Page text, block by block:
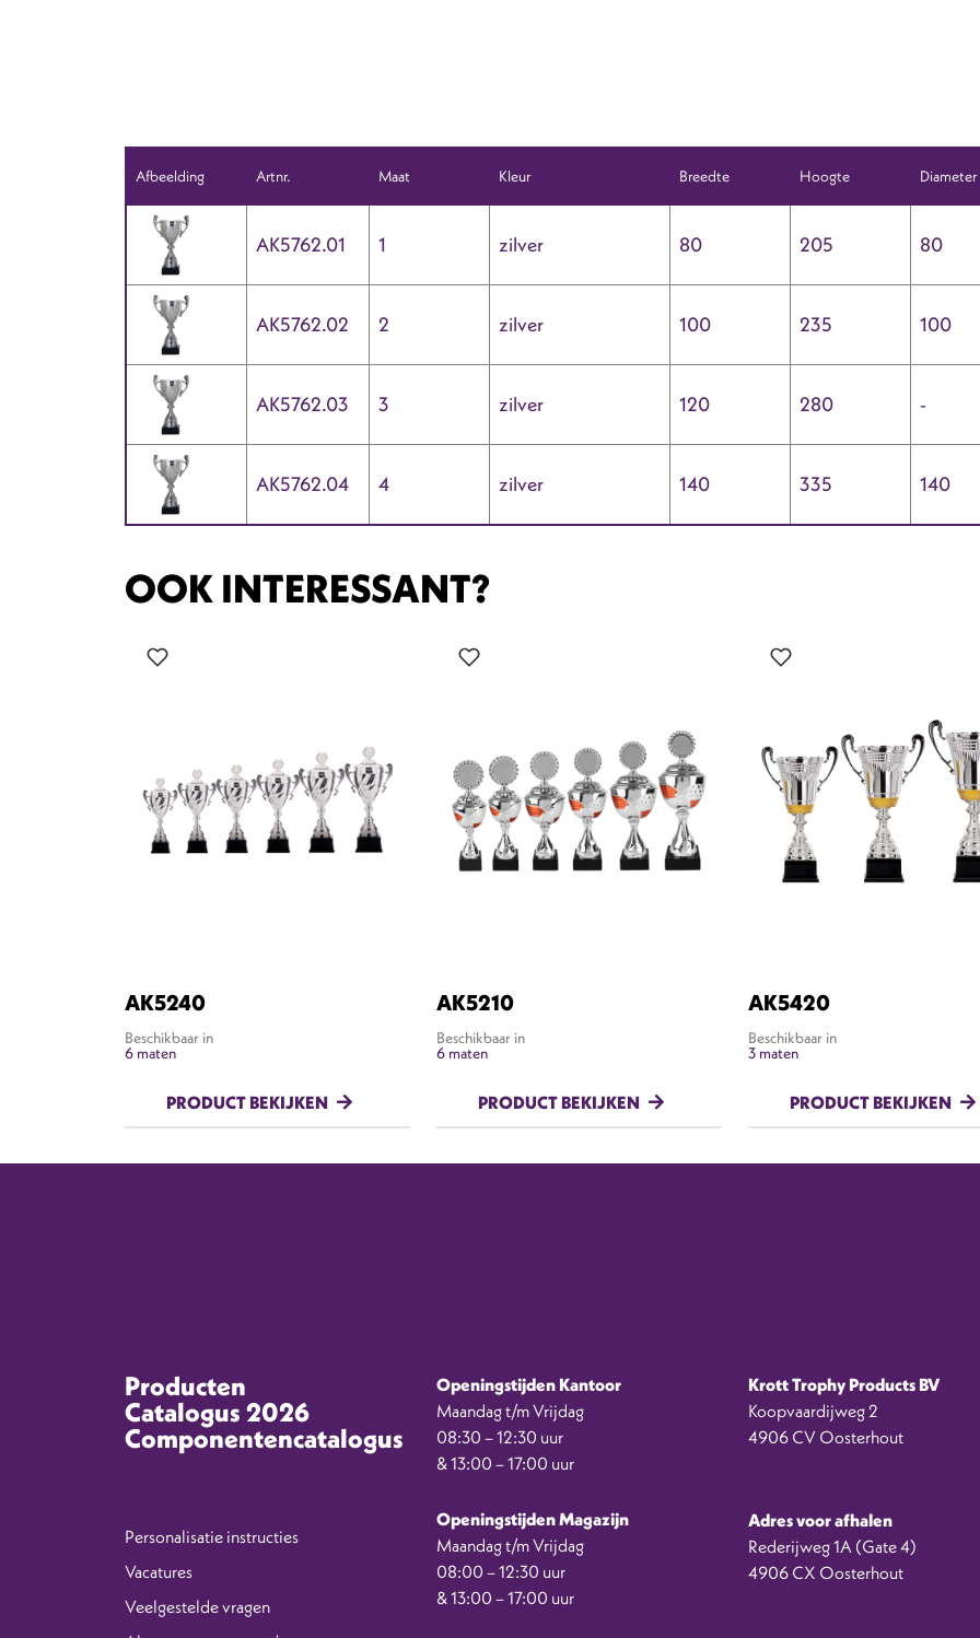
Afbeelding Artnr. Maat Kleur Breedte Hoogte Diameter
AK5762.01 1 zilver 80 205 80
AK5762.02 2 zilver 100 235 100
AK5762.03 3 zilver 120 280 -
AK5762.04 4 zilver 140 335 140
OOK INTERESSANT?
AK5240
Beschikbaar in
6 maten
PRODUCT BEKIJKEN
AK5210
Beschikbaar in
6 maten
PRODUCT BEKIJKEN
AK5420
Beschikbaar in
3 maten
PRODUCT BEKIJKEN
Producten
Catalogus 2026
Componentencatalogus
Personalisatie instructies
Vacatures
Veelgestelde vragen
Openingstijden Kantoor
Maandag t/m Vrijdag
08:30 – 12:30 uur
& 13:00 – 17:00 uur
Openingstijden Magazijn
Maandag t/m Vrijdag
08:00 – 12:30 uur
& 13:00 – 17:00 uur
Krott Trophy Products BV
Koopvaardijweg 2
4906 CV Oosterhout
Adres voor afhalen
Rederijweg 1A (Gate 4)
4906 CX Oosterhout